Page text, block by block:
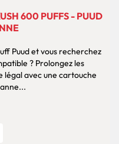
600 PUFFS - PUUD
Puud et vous recherchez
? Prolongez les
légal avec une cartouche